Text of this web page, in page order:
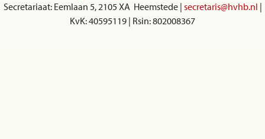
Secretariaat: Eemlaan 5, 2105 XA Heemstede | secretaris@hvhb.nl |
KvK: 40595119 | Rsin: 802008367